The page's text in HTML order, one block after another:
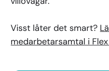
Visst låter det smart?
medarbetarsamtal i Flex